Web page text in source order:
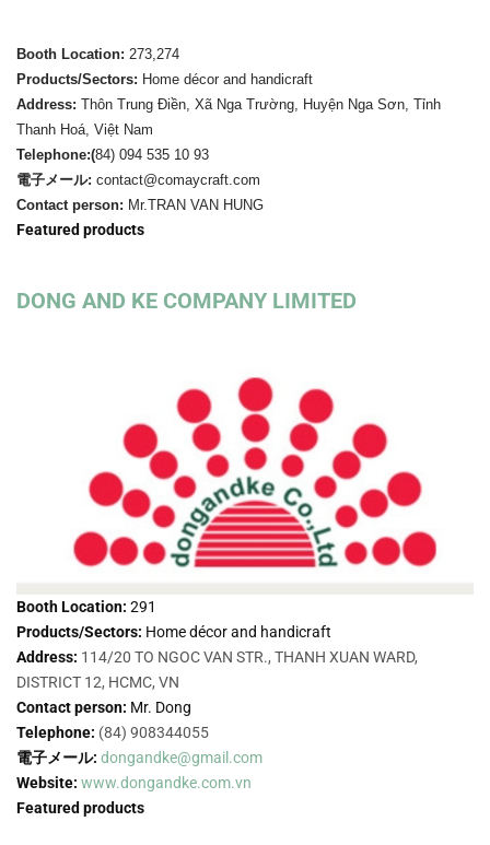
Booth Location: 273,274
Products/Sectors: Home décor and handicraft
Address: Thôn Trung Điền, Xã Nga Trường, Huyện Nga Sơn, Tỉnh
Thanh Hoá, Việt Nam
Telephone:(84) 094 535 10 93
電子メール: contact@comaycraft.com
Contact person: Mr.TRAN VAN HUNG
Featured products
DONG AND KE COMPANY LIMITED
Booth Location: 291
Products/Sectors: Home décor and handicraft
Address: 114/20 TO NGOC VAN STR., THANH XUAN WARD,
DISTRICT 12, HCMC, VN
Contact person: Mr. Dong
Telephone: (84) 908344055
電子メール: dongandke@gmail.com
Website: www.dongandke.com.vn
Featured products